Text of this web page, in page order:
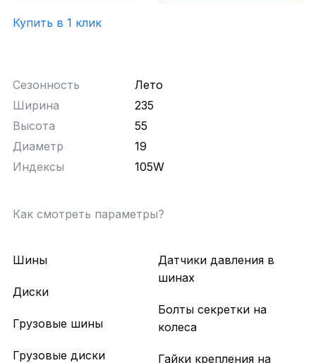
Купить в 1 клик
Сезонность
Лето
Ширина
235
Высота
55
Диаметр
19
Индексы
105W
Как смотреть параметры?
Шины
Диски
Грузовые шины
Грузовые диски
Датчики давления в
шинах
Болты секретки на
колеса
Гайки крепления на